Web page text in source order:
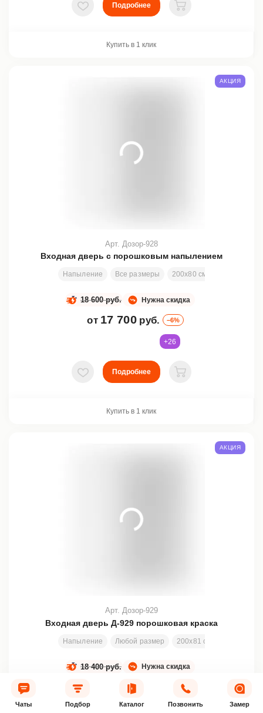
В избранное
Подробнее
В корзину
Купить в 1 клик
Входная дверь с порошковым напылением
Напыление Все размеры 200х80 см
Арт. Дозор-928
Нужна скидка
18 600 руб.
от 17 700 руб. –6%
АКЦИЯ
+26
В избранное
Подробнее
В корзину
Купить в 1 клик
Входная дверь Д-929 порошковая краска
Напыление Любой размер 200х81 см
Арт. Дозор-929
Нужна скидка
18 400 руб.
16 800руб. –10%
АКЦИЯ
+13
Чаты Подбор Каталог Позвонить Замер